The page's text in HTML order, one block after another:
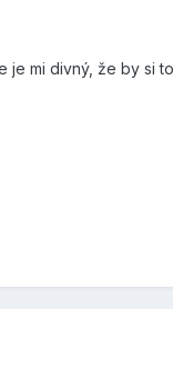
mi divný, že by si